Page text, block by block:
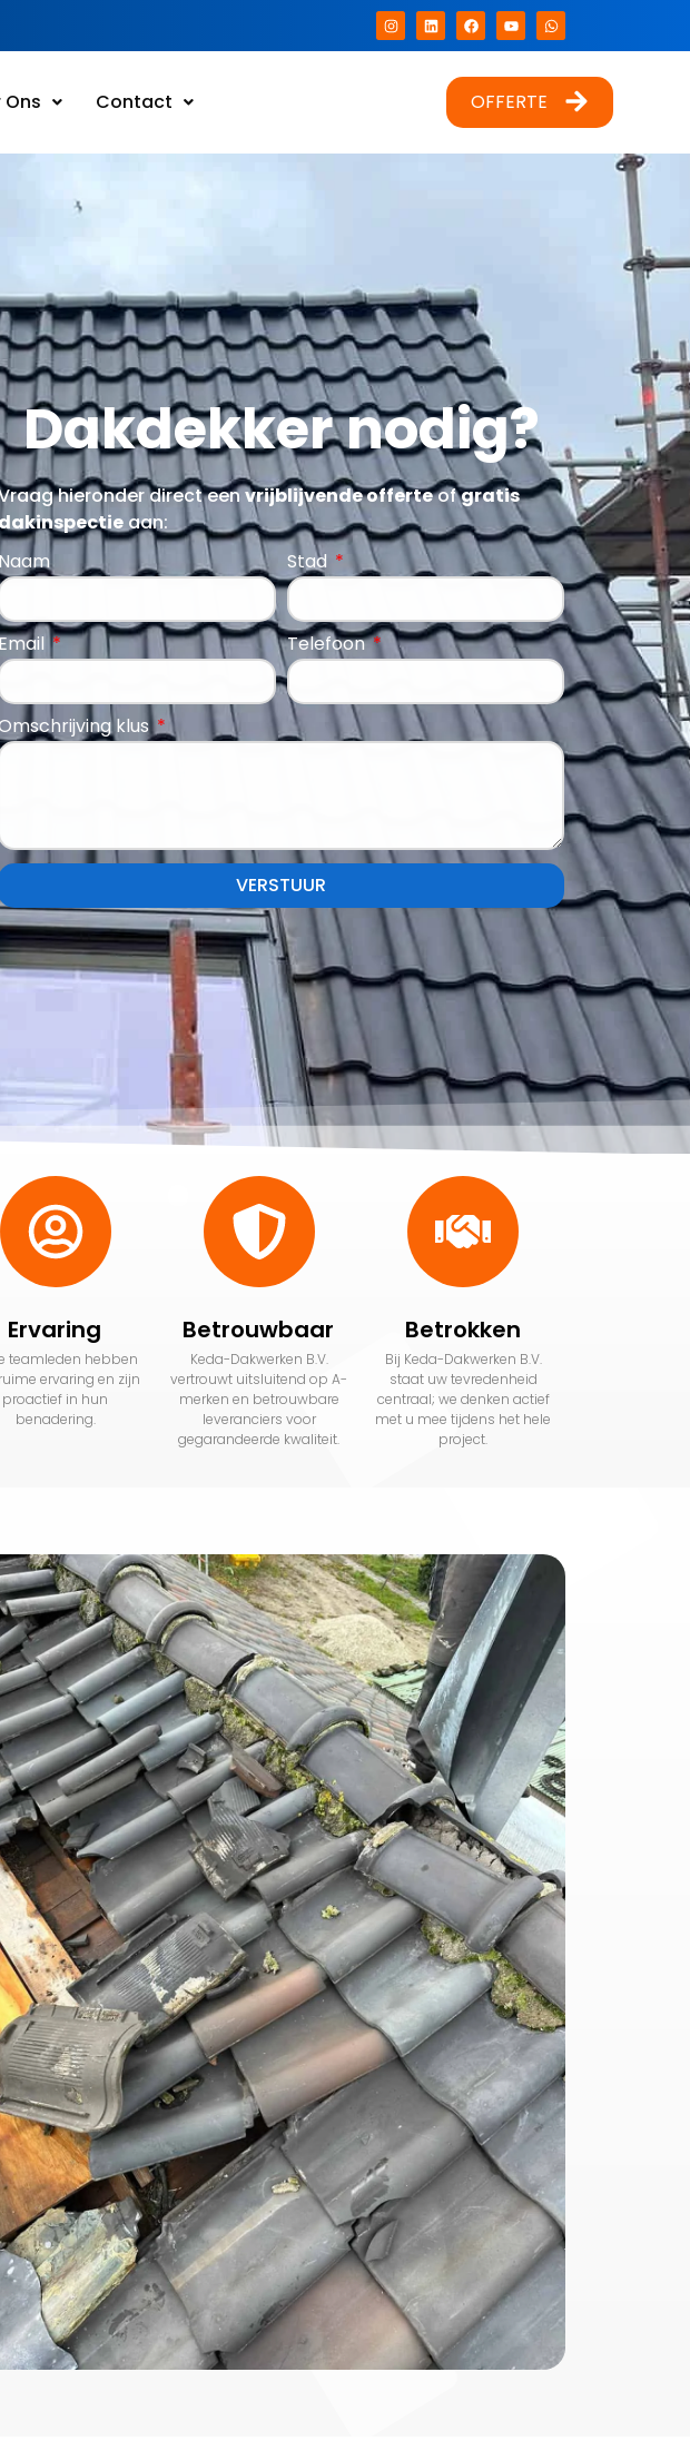
Ons Contact OFFERTE
Dakdekker nodig?
hieronder direct eenvrijblijvende offerteofgratis
aan:
Naam
Stad
Telefoon
klus
VERSTUUR
Ervaring
teamleden hebben
ervaring en zijn
proactief in hun
benadering.
Betrouwbaar
Keda-Dakwerken B.V.
vertrouwt uitsluitend op A-
merken en betrouwbare
leveranciers voor
gegarandeerde kwaliteit.
Betrokken
Bij Keda-Dakwerken B.V.
staat uw tevredenheid
centraal; we denken actief
met u mee tijdens het hele
project.